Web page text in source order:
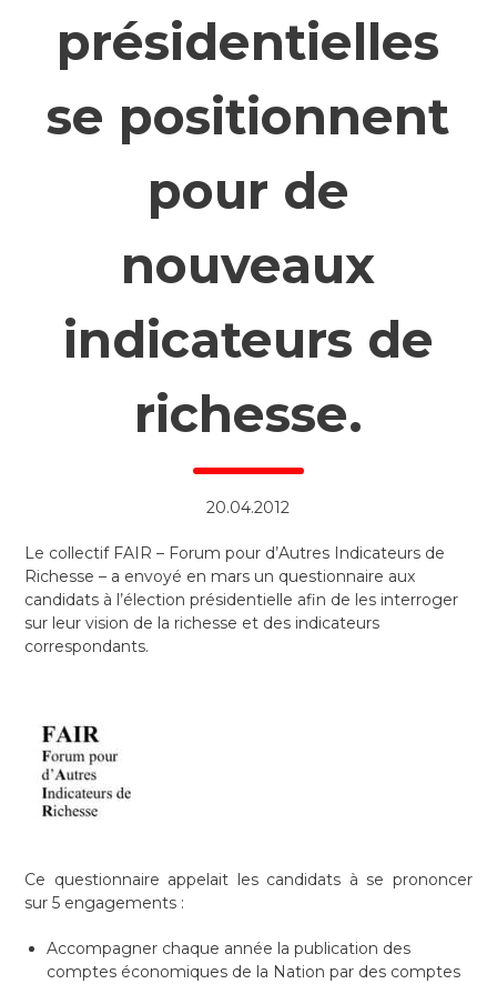
présidentielles
se positionnent
pour de
nouveaux
indicateurs de
richesse.
20.04.2012
Le collectif FAIR – Forum pour d’Autres Indicateurs de
Richesse – a envoyé en mars un questionnaire aux
candidats à l’élection présidentielle afin de les interroger
sur leur vision de la richesse et des indicateurs
correspondants.
Ce questionnaire appelait les candidats à se prononcer
sur 5 engagements :
Accompagner chaque année la publication des
comptes économiques de la Nation par des comptes